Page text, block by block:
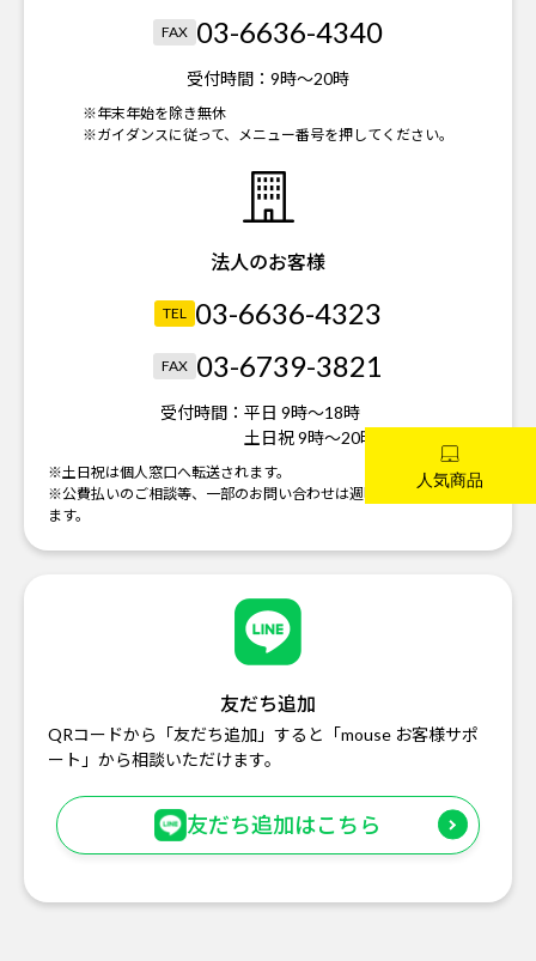
FAX 03-6636-4340
受付時間： 9時～20時
※年末年始を除き無休
※ガイダンスに従って、メニュー番号を押してください。
法人のお客様
TEL 03-6636-4323
FAX 03-6739-3821
受付時間： 平日 9時～18時
土日祝 9時～20時
※土日祝は個人窓口へ転送されます。
※公費払いのご相談等、一部のお問い合わせは週明けの対応になり
ます。
友だち追加
QRコードから「友だち追加」すると「mouse お客様サポ
ート」から相談いただけます。
友だち追加はこちら